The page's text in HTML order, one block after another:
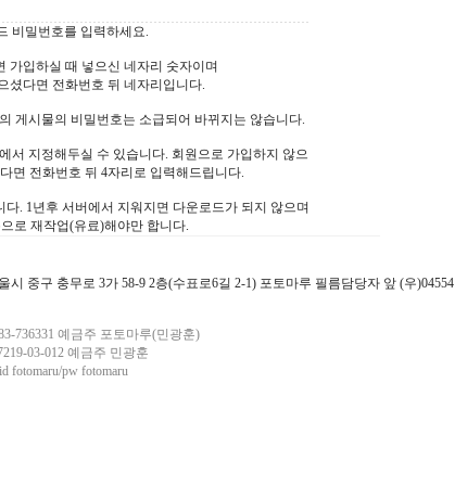
비밀번호를 입력하세요.
가입하실 때 넣으신 네자리 숫자이며
셨다면 전화번호 뒤 네자리입니다.
게시물의 비밀번호는 소급되어 바뀌지는 않습니다.
에서 지정해두실 수 있습니다. 회원으로 가입하지 않으
면 전화번호 뒤 4자리로 입력해드립니다.
다. 1년후 서버에서 지워지면 다운로드가 되지 않으며
로 재작업(유료)해야만 합니다.
시 중구 충무로 3가 58-9 2층(수표로6길 2-1) 포토마루 필름담당자 앞 (우)04554
736331 예금주 포토마루(민광훈)
03-012 예금주 민광훈
fotomaru/pw fotomaru